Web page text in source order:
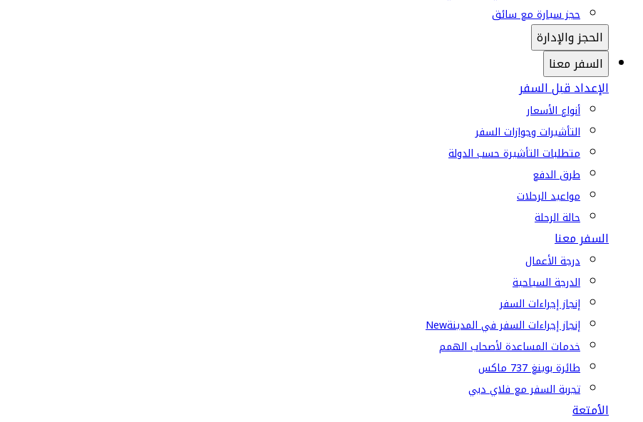
حجز سيارة مع سائق
الحجز والإدارة
السفر معنا
الإعداد قبل السفر
أنواع الأسعار
التأشيرات وجوازات السفر
متطلبات التأشيرة حسب الدولة
طرق الدفع
مواعيد الرحلات
حالة الرحلة
السفر معنا
درجة الأعمال
الدرجة السياحية
إنجاز إجراءات السفر
إنجاز إجراءات السفر في المدينةNew
خدمات المساعدة لأصحاب الهمم
طائرة بوينغ 737 ماكس
تجربة السفر مع فلاي دبي
الأمتعة